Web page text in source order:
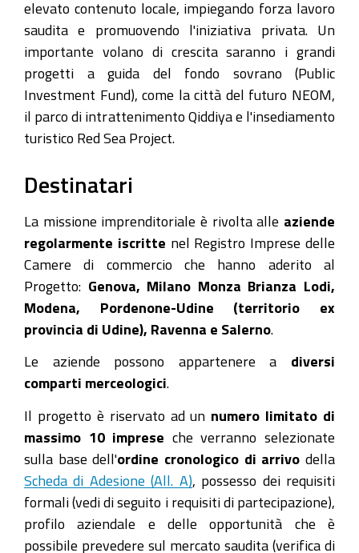
elevato contenuto locale, impiegando forza lavoro
saudita e promuovendo l'iniziativa privata. Un
importante volano di crescita saranno i grandi
progetti a guida del fondo sovrano (Public
Investment Fund), come la città del futuro NEOM,
il parco di intrattenimento Qiddiya e l'insediamento
turistico Red Sea Project.
Destinatari
La missione imprenditoriale è rivolta alle aziende
regolarmente iscritte nel Registro Imprese delle
Camere di commercio che hanno aderito al
Progetto: Genova, Milano Monza Brianza Lodi,
Modena, Pordenone-Udine (territorio ex
provincia di Udine), Ravenna e Salerno
Le aziende possono appartenere a diversi
comparti merceologici
Il progetto è riservato ad un numero limitato di
massimo 10 imprese che verranno selezionate
sulla base dell'ordine cronologico di arrivo della
Scheda di Adesione (All. A) , possesso dei requisiti
formali (vedi di seguito i requisiti di partecipazione),
profilo aziendale e delle opportunità che è
possibile prevedere sul mercato saudita (verifica di